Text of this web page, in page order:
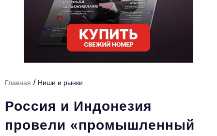
Ниши и рынки
Технологии и тренды
HR
Персона номера
Главная / Ниши и рынки
Россия и Индонезия
провели «промышленный